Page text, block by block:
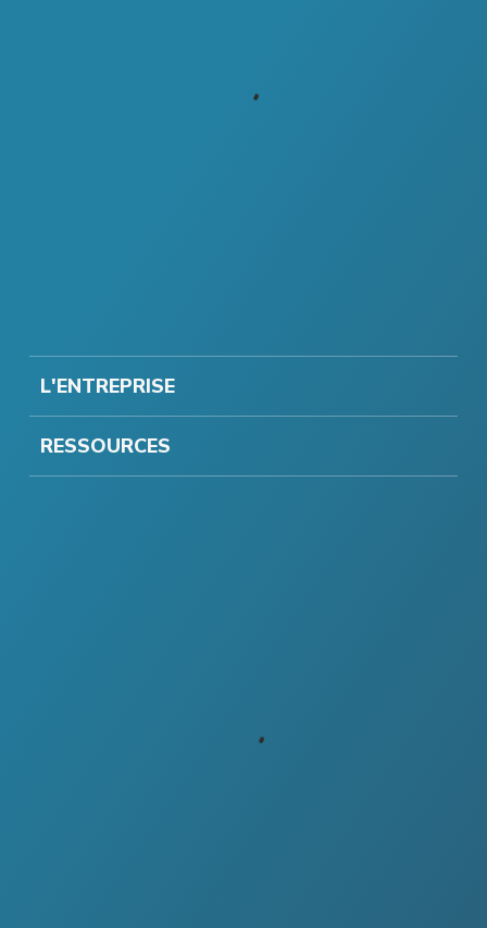
L'ENTREPRISE
RESSOURCES